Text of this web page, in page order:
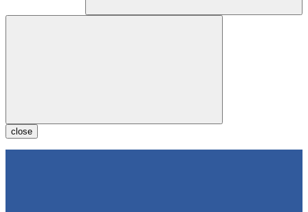
close